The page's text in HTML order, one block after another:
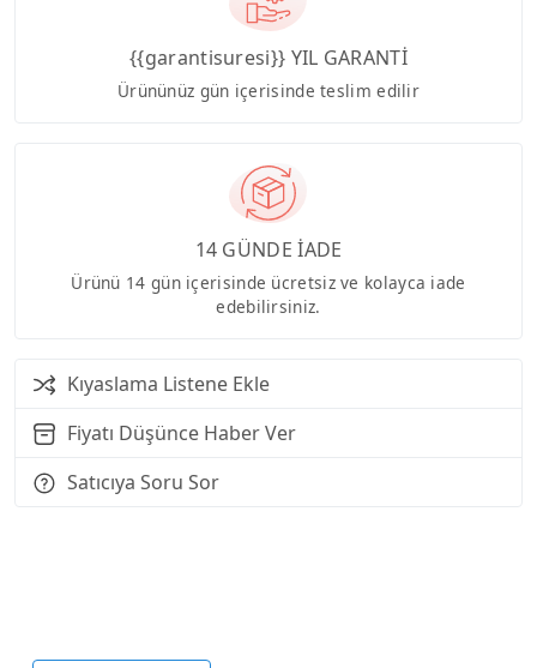
{{garantisuresi}} YIL GARANTİ
Ürününüz gün içerisinde teslim edilir
14 GÜNDE İADE
Ürünü 14 gün içerisinde ücretsiz ve kolayca iade
edebilirsiniz.
Kıyaslama Listene Ekle
Fiyatı Düşünce Haber Ver
Satıcıya Soru Sor